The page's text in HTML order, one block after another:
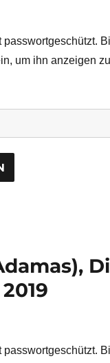
passwortgeschützt.
um ihn anzeigen
passwortgeschützt.